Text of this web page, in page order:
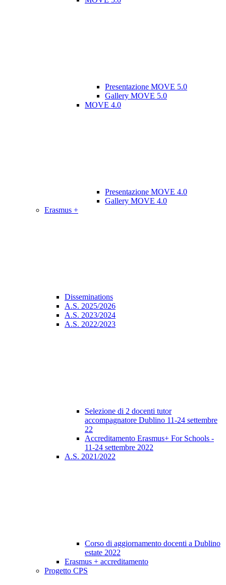
Presentazione MOVE 5.0
Gallery MOVE 5.0
MOVE 4.0
Presentazione MOVE 4.0
Gallery MOVE 4.0
Erasmus +
Disseminations
A.S. 2025/2026
A.S. 2023/2024
A.S. 2022/2023
Selezione di 2 docenti tutor
accompagnatore Dublino 11-24 settembre
22
Accreditamento Erasmus+ For Schools -
11-24 settembre 2022
A.S. 2021/2022
Corso di aggiornamento docenti a Dublino
estate 2022
Erasmus + accreditamento
Progetto CPS